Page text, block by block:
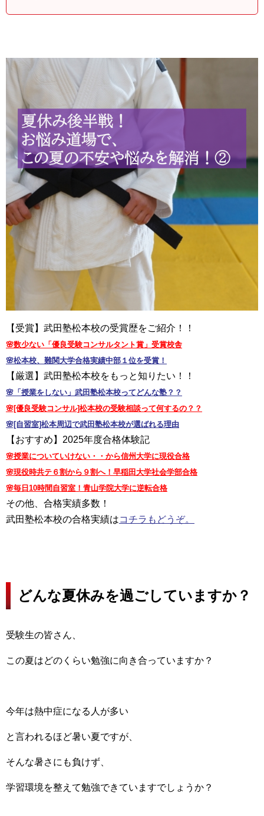
【受賞】武田塾松本校の受賞歴をご紹介！！
🌸数少ない「優良受験コンサルタント賞」受賞校舎
🌸松本校、難関大学合格実績中部１位を受賞！
【厳選】武田塾松本校をもっと知りたい！！
🌸「授業をしない」武田塾松本校ってどんな塾？？
🌸[優良受験コンサル]松本校の受験相談って何するの？？
🌸[自習室]松本周辺で武田塾松本校が選ばれる理由
【おすすめ】2025年度合格体験記
🌸授業についていけない・・から信州大学に現役合格
🌸現役時共テ６割から９割へ！早稲田大学社会学部合格
🌸毎日10時間自習室！青山学院大学に逆転合格
その他、合格実績多数！
武田塾松本校の合格実績はコチラもどうぞ。
どんな夏休みを過ごしていますか？
受験生の皆さん、
この夏はどのくらい勉強に向き合っていますか？
今年は熱中症になる人が多い
と言われるほど暑い夏ですが、
そんな暑さにも負けず、
学習環境を整えて勉強できていますでしょうか？